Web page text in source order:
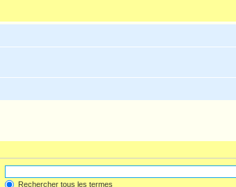
Rechercher tous les termes